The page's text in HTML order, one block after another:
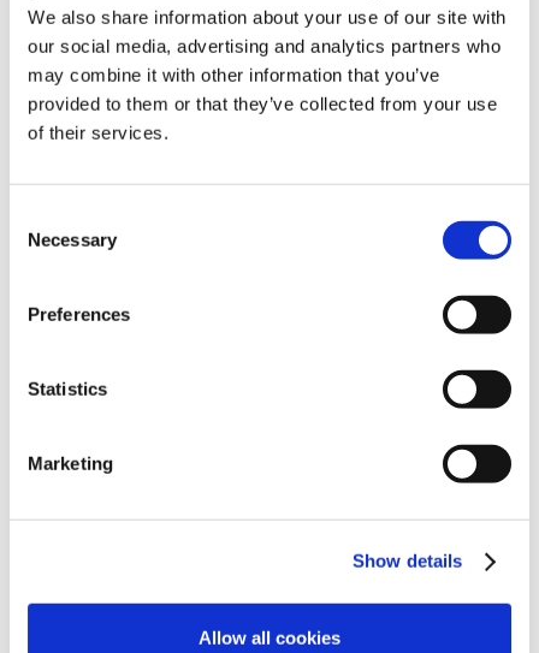
We also share information about your use of our site with
our social media, advertising and analytics partners who
may combine it with other information that you’ve
provided to them or that they’ve collected from your use
of their services.
Selection
Necessary
Preferences
Statistics
Marketing
Show details
Allow all cookies